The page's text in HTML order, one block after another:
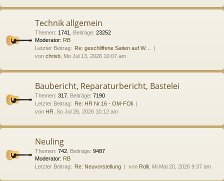
Technik allgemein
Themen: 1741 Beiträge: 23252
Moderator: RB
Letzter Beitrag: Re: geschliffene Saiten auf W…
von chrisb , Mo Jul 13, 2026 10:07 am
Baubericht, Reparaturbericht, Bastelei
Themen: 317 Beiträge: 7190
Letzter Beitrag: Re: HR Nr.16 - OM-FOli
von HR , So Jul 26, 2026 10:12 am
Neuling
Themen: 742 Beiträge: 9487
Moderator: RB
Letzter Beitrag: Re: Neuvorstellung von Rolli , Mi Mai 20, 2026 9:37 am